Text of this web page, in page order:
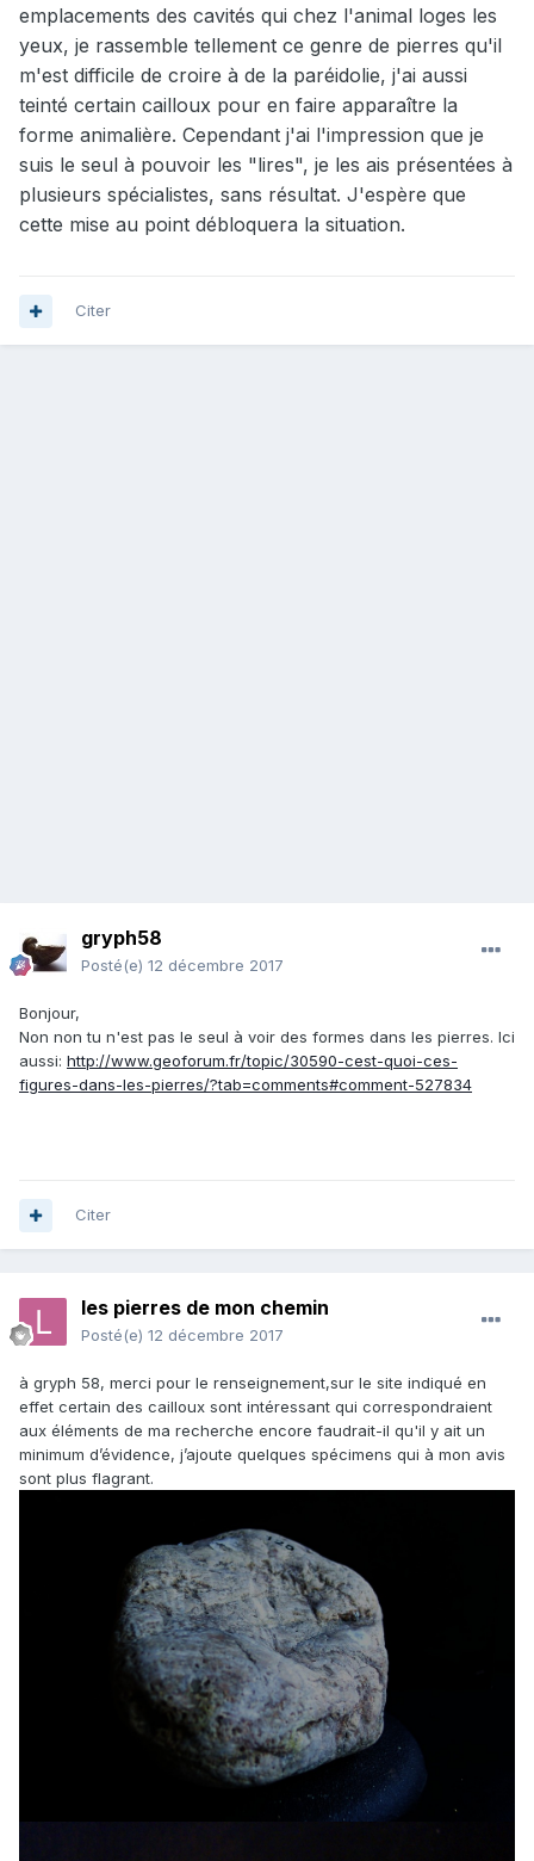
emplacements des cavités qui chez l'animal loges les
yeux, je rassemble tellement ce genre de pierres qu'il
m'est difficile de croire à de la paréidolie, j'ai aussi
teinté certain cailloux pour en faire apparaître la
forme animalière. Cependant j'ai l'impression que je
suis le seul à pouvoir les "lires", je les ais présentées à
plusieurs spécialistes, sans résultat. J'espère que
cette mise au point débloquera la situation.
Citer
gryph58
Posté(e) 12 décembre 2017
Bonjour,
Non non tu n'est pas le seul à voir des formes dans les pierres. Ici
aussi: http://www.geoforum.fr/topic/30590-cest-quoi-ces-
figures-dans-les-pierres/?tab=comments#comment-527834
Citer
les pierres de mon chemin
Posté(e) 12 décembre 2017
à gryph 58, merci pour le renseignement,sur le site indiqué en
effet certain des cailloux sont intéressant qui correspondraient
aux éléments de ma recherche encore faudrait-il qu'il y ait un
minimum d’évidence, j’ajoute quelques spécimens qui à mon avis
sont plus flagrant.